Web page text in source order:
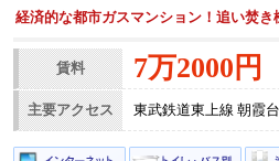
経済的な都市ガスマンション！追い焚
賃料 7万2000円
主要アクセス 東武鉄道東上線 朝霞